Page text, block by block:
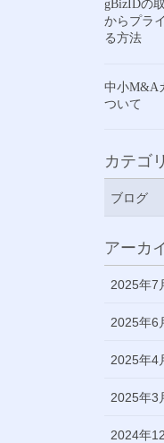
gBizIDの
からプラ
る方法
中小M&A
ついて
カテゴ
ブログ
アーカ
2025年7
2025年6
2025年4
2025年3
2024年